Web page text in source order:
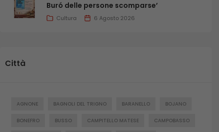
Buró delle persone scomparse’
Cultura 6 Agosto 2026
Città
AGNONE BAGNOLI DEL TRIGNO BARANELLO BOJANO
BONEFRO BUSSO CAMPITELLO MATESE CAMPOBASSO